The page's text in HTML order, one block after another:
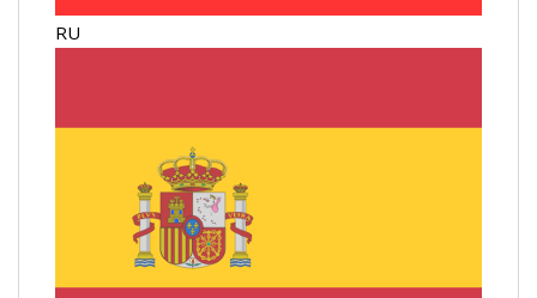
RU